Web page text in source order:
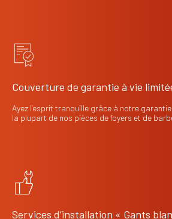
Couverture de garantie à vie
Ayez l’esprit tranquille grâce à notre
la plupart de nos pièces de foyers et de
Services d’installation « Gants